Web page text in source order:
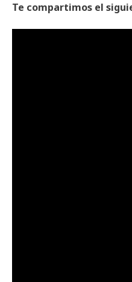
Te compartimos el